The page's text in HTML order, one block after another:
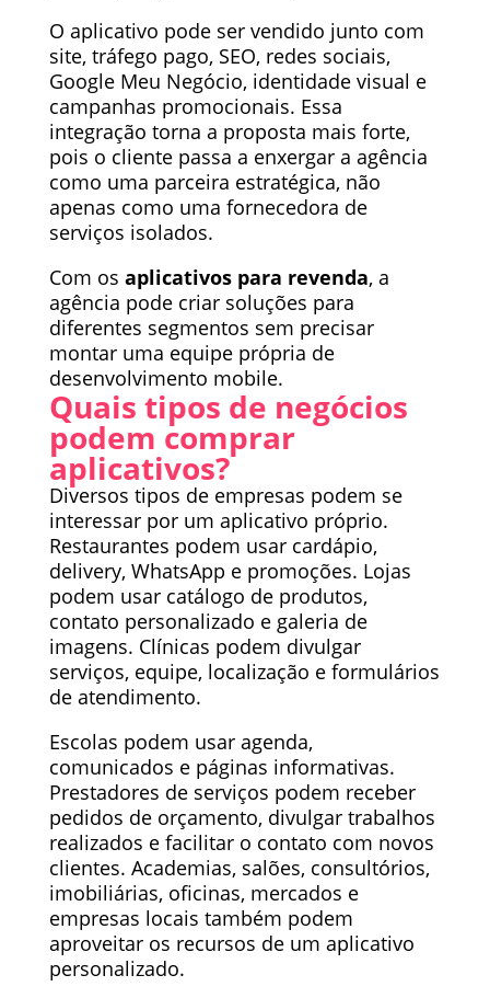
O aplicativo pode ser vendido junto com
site, tráfego pago, SEO, redes sociais,
Google Meu Negócio, identidade visual e
campanhas promocionais. Essa
integração torna a proposta mais forte,
pois o cliente passa a enxergar a agência
como uma parceira estratégica, não
apenas como uma fornecedora de
serviços isolados.
Com os aplicativos para revenda, a
agência pode criar soluções para
diferentes segmentos sem precisar
montar uma equipe própria de
desenvolvimento mobile.
Quais tipos de negócios
podem comprar
aplicativos?
Diversos tipos de empresas podem se
interessar por um aplicativo próprio.
Restaurantes podem usar cardápio,
delivery, WhatsApp e promoções. Lojas
podem usar catálogo de produtos,
contato personalizado e galeria de
imagens. Clínicas podem divulgar
serviços, equipe, localização e formulários
de atendimento.
Escolas podem usar agenda,
comunicados e páginas informativas.
Prestadores de serviços podem receber
pedidos de orçamento, divulgar trabalhos
realizados e facilitar o contato com novos
clientes. Academias, salões, consultórios,
imobiliárias, oficinas, mercados e
empresas locais também podem
aproveitar os recursos de um aplicativo
personalizado.